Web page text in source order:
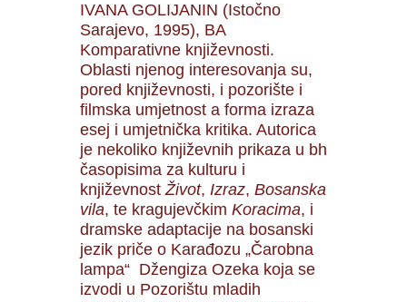
IVANA GOLIJANIN (Istočno
Sarajevo, 1995), BA
Komparativne književnosti.
Oblasti njenog interesovanja su,
pored književnosti, i pozorište i
filmska umjetnost a forma izraza
esej i umjetnička kritika. Autorica
je nekoliko književnih prikaza u bh
časopisima za kulturu i
književnostŽivot, Izraz, Bosanska
vila, te kragujevčkim Koracima, i
dramske adaptacije na bosanski
jezik priče o Karađozu „Čarobna
lampa“ Džengiza Ozeka koja se
izvodi u Pozorištu mladih